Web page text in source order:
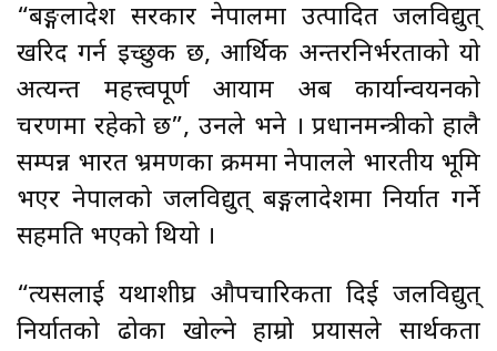
“बङ्गलादेश सरकार नेपालमा उत्पादित जलविद्युत्
खरिद गर्न इच्छुक छ, आर्थिक अन्तरनिर्भरताको यो
अत्यन्त महत्त्वपूर्ण आयाम अब कार्यान्वयनको
चरणमा रहेको छ”, उनले भने । प्रधानमन्त्रीको हालै
सम्पन्न भारत भ्रमणका क्रममा नेपालले भारतीय भूमि
भएर नेपालको जलविद्युत् बङ्गलादेशमा निर्यात गर्ने
सहमति भएको थियो ।
“त्यसलाई यथाशीघ्र औपचारिकता दिई जलविद्युत्
निर्यातको ढोका खोल्ने हाम्रो प्रयासले सार्थकता